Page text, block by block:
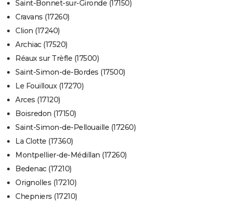
Saint-Bonnet-sur-Gironde (17150)
Cravans (17260)
Clion (17240)
Archiac (17520)
Réaux sur Trèfle (17500)
Saint-Simon-de-Bordes (17500)
Le Fouilloux (17270)
Arces (17120)
Boisredon (17150)
Saint-Simon-de-Pellouaille (17260)
La Clotte (17360)
Montpellier-de-Médillan (17260)
Bedenac (17210)
Orignolles (17210)
Chepniers (17210)